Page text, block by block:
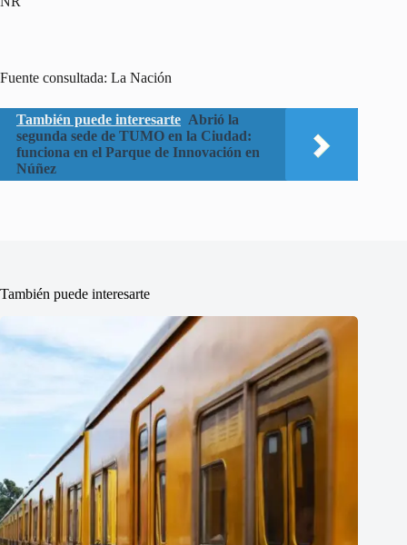
Fuente consultada: La Nación
También puede interesarte Abrió la
segunda sede de TUMO en la Ciudad:
funciona en el Parque de Innovación en
Núñez
También puede interesarte